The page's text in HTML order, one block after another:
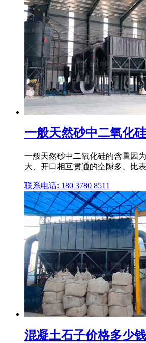
一般天然砂中二氧化
一般天然砂中二氧化硅的含量因
大、开口相互贯通的空隙多、比
联系电话: 180 3780 8511
混凝土石子价格多少